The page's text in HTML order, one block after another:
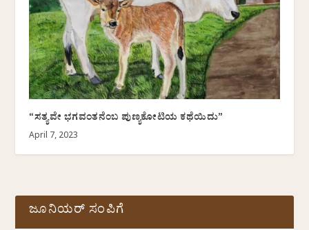
“ಸತ್ಯವೇ ಭಗವಂತನೆಂಬ ಪುಣ್ಯಕೋಟಿಯ ಕಥೆಯಿದು”
April 7, 2023
ಜೂನಿಯರ್ ಸಂಪಿಗೆ